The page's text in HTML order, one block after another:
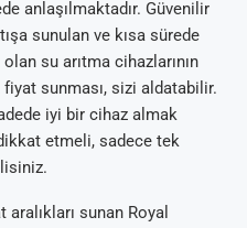
anlaşılmaktadır. Güvenilir
sunulan ve kısa sürede
su arıtma cihazlarının
sunması, sizi aldatabilir.
iyi bir cihaz almak
etmeli, sadece tek
sunan Royal